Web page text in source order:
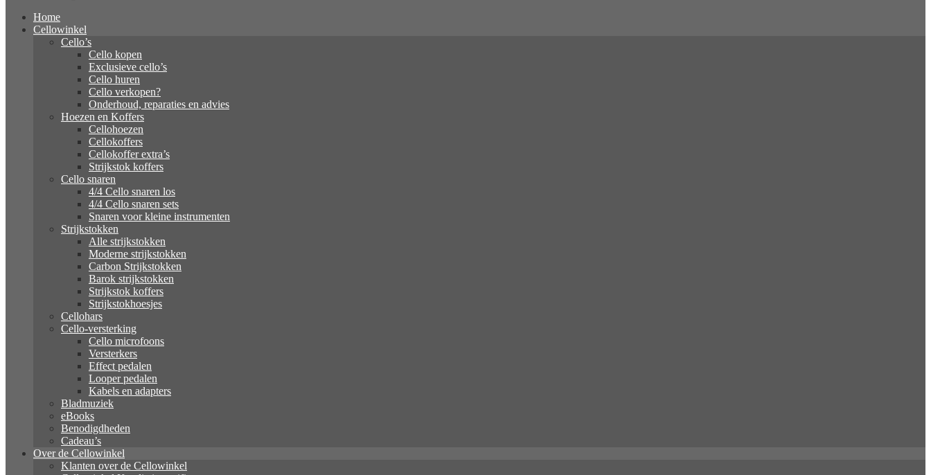
Home
Cellowinkel
Cello’s
Cello kopen
Exclusieve cello’s
Cello huren
Cello verkopen?
Onderhoud, reparaties en advies
Hoezen en Koffers
Cellohoezen
Cellokoffers
Cellokoffer extra’s
Strijkstok koffers
Cello snaren
4/4 Cello snaren los
4/4 Cello snaren sets
Snaren voor kleine instrumenten
Strijkstokken
Alle strijkstokken
Moderne strijkstokken
Carbon Strijkstokken
Barok strijkstokken
Strijkstok koffers
Strijkstokhoesjes
Cellohars
Cello-versterking
Cello microfoons
Versterkers
Effect pedalen
Looper pedalen
Kabels en adapters
Bladmuziek
eBooks
Benodigdheden
Cadeau’s
Over de Cellowinkel
Klanten over de Cellowinkel